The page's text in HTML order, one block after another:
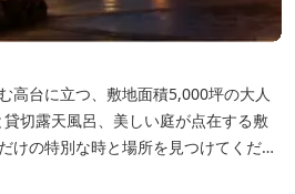
高台に立つ、敷地面積5,000坪の大人
切露天風呂、美しい庭が点在する敷
けの特別な時と場所を見つけてくださ